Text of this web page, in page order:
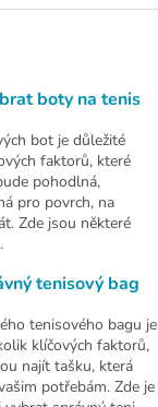
boty na tenis
bot je důležité
faktorů, které
pohodlná,
pro povrch, na
Zde jsou některé
tenisový bag
tenisového bagu je
klíčových faktorů,
najít tašku, která
potřebám. Zde je